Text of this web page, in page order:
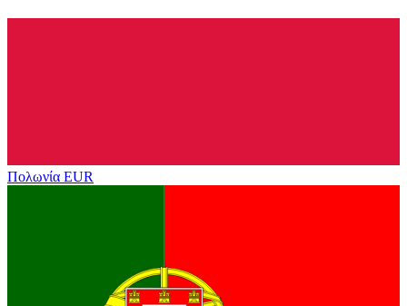
Πολωνία EUR